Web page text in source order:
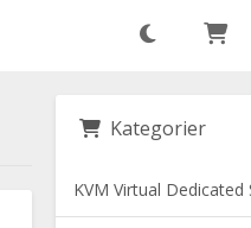
Kategorier
KVM Virtual Dedicated